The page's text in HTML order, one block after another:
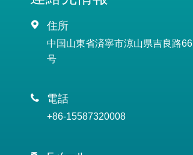
 住所
中国山東省済寧市涼山県吉良路66
号
 電話
+86-15587320008